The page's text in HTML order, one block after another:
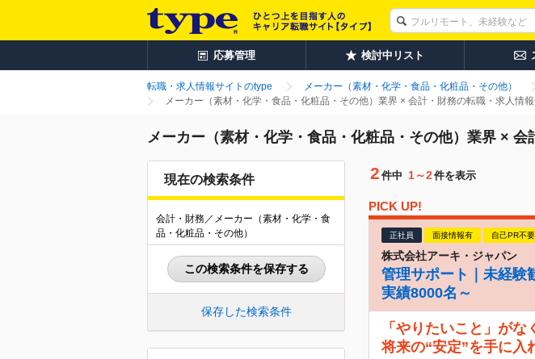
応募管理 検討中リスト
転職・求人情報サイトのtype メーカー（素材・化学・食品・化粧品・その他）
メーカー（素材・化学・食品・化粧品・その他）業界 × 会計・財務の転職・求人情
メーカー（素材・化学・食品・化粧品・その他）業界 × 会
現在の検索条件
会計・財務／メーカー（素材・化学・食
品・化粧品・その他）
この検索条件を保存する
保存した検索条件
2 件中 1～2件を表示
PICK UP!
正社員 面接情報有 自己PR不要
株式会社アーキ・ジャパン
管理サポート｜未経験
実績8000名～
「やりたいこと」が
将来の“安定”を手に入